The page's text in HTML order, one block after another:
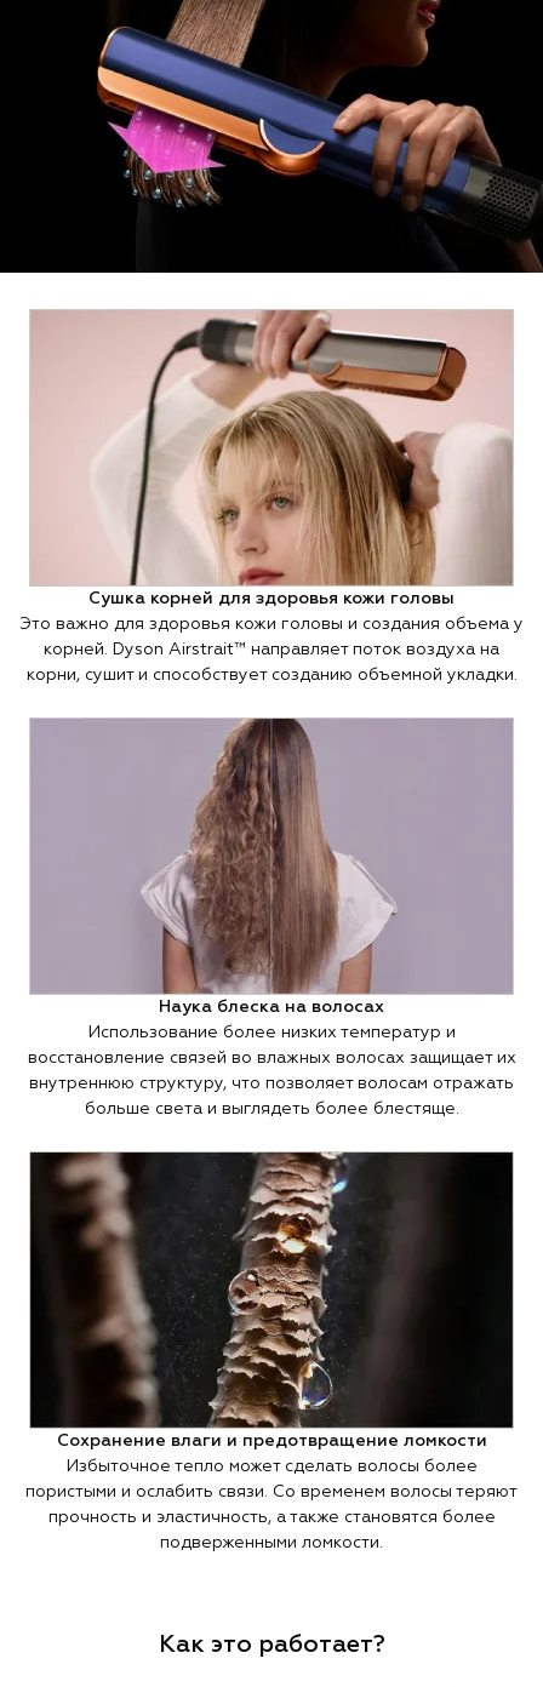
Сушка корней для здоровья кожи головы
Это важно для здоровья кожи головы и создания объема у
корней. Dyson Airstrait™ направляет поток воздуха на
корни, сушит и способствует созданию объемной укладки.
Наука блеска на волосах
Использование более низких температур и
восстановление связей во влажных волосах защищает их
внутреннюю структуру, что позволяет волосам отражать
больше света и выглядеть более блестяще.
Сохранение влаги и предотвращение ломкости
Избыточное тепло может сделать волосы более
пористыми и ослабить связи. Со временем волосы теряют
прочность и эластичность, а также становятся более
подверженными ломкости.
Как это работает?